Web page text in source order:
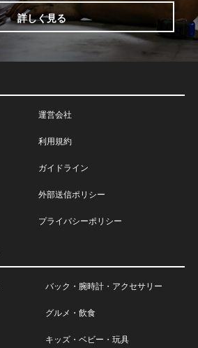
詳しく見る
運営会社
利用規約
ガイドライン
外部送信ポリシー
プライバシーポリシー
バック・腕時計・アクセサリー
グルメ・飲食
キッズ・ベビー・玩具